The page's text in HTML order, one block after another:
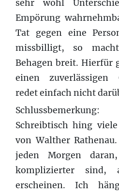
sehr wohl
Empörung
Tat gegen eine
missbilligt, so
Behagen breit. Hierfür
einen zuverlässigen
redet einfach nicht
Schreibtisch hing
von Walther
jeden Morgen
komplizierter sind,
erscheinen. Ich